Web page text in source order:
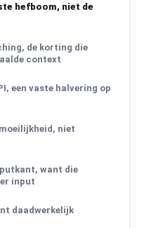
hefboom, niet de
de korting die
context
een vaste halvering op
niet
want die
input
daadwerkelijk